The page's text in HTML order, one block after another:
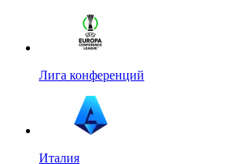
Лига конференций
Италия